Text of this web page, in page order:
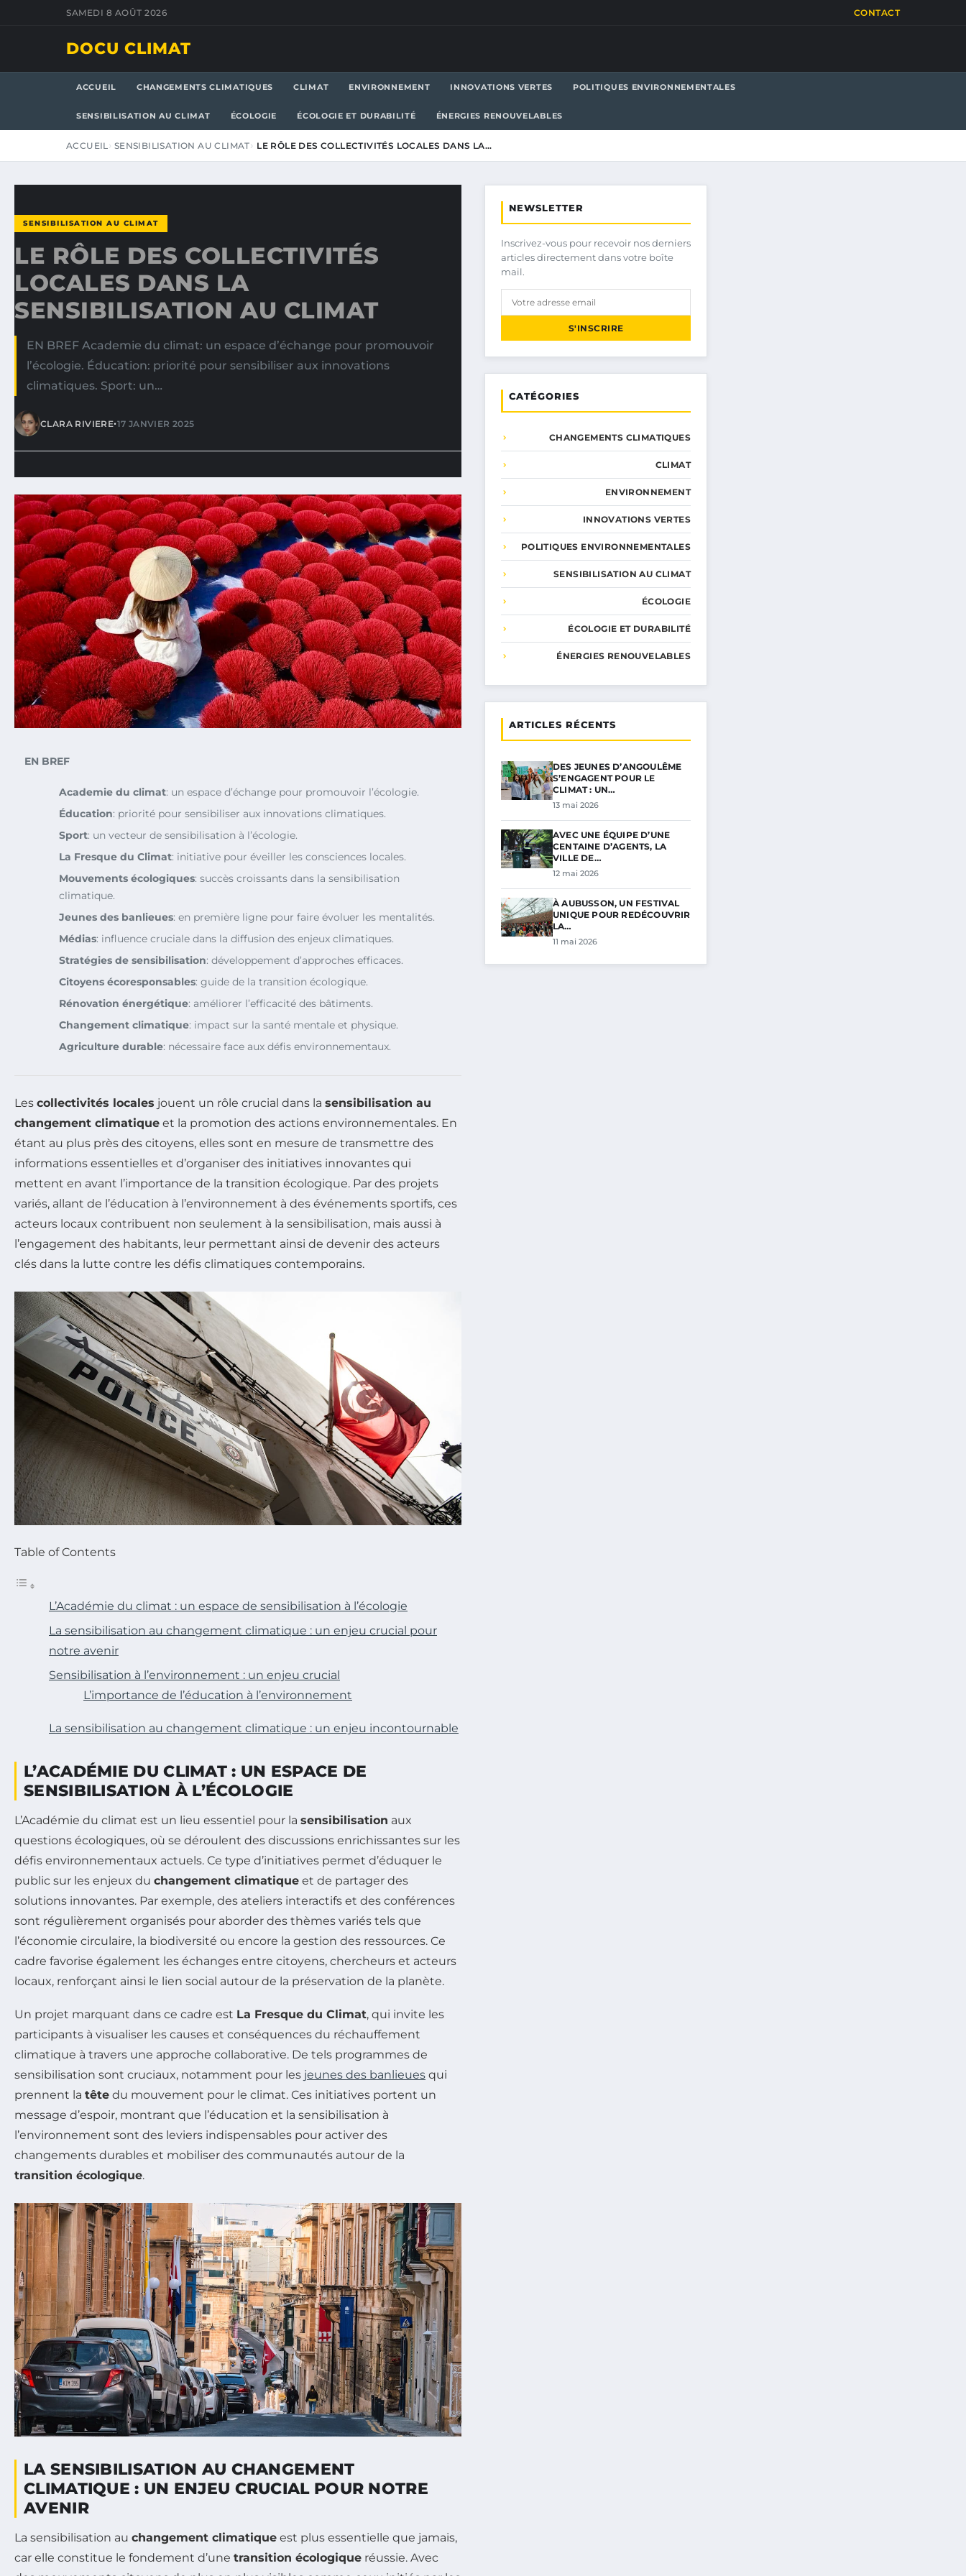
SAMEDI 8 AOÛT 2026 CONTACT
DOCU CLIMAT
ACCUEIL CHANGEMENTS CLIMATIQUES CLIMAT ENVIRONNEMENT INNOVATIONS VERTES POLITIQUES ENVIRONNEMENTALES
SENSIBILISATION AU CLIMAT ÉCOLOGIE ÉCOLOGIE ET DURABILITÉ ÉNERGIES RENOUVELABLES
ACCUEIL SENSIBILISATION AU CLIMAT LE RÔLE DES COLLECTIVITÉS LOCALES DANS LA…
SENSIBILISATION AU CLIMAT
LE RÔLE DES COLLECTIVITÉS
LOCALES DANS LA
SENSIBILISATION AU CLIMAT
EN BREF Academie du climat: un espace d’échange pour promouvoir
l’écologie. Éducation: priorité pour sensibiliser aux innovations
climatiques. Sport: un…
CLARA RIVIERE•17 JANVIER 2025
EN BREF
Academie du climat: un espace d’échange pour promouvoir l’écologie.
Éducation: priorité pour sensibiliser aux innovations climatiques.
Sport: un vecteur de sensibilisation à l’écologie.
La Fresque du Climat: initiative pour éveiller les consciences locales.
Mouvements écologiques: succès croissants dans la sensibilisation
climatique.
Jeunes des banlieues: en première ligne pour faire évoluer les mentalités.
Médias: influence cruciale dans la diffusion des enjeux climatiques.
Stratégies de sensibilisation: développement d’approches efficaces.
Citoyens écoresponsables: guide de la transition écologique.
Rénovation énergétique: améliorer l’efficacité des bâtiments.
Changement climatique: impact sur la santé mentale et physique.
Agriculture durable: nécessaire face aux défis environnementaux.
Les collectivités locales jouent un rôle crucial dans la sensibilisation au
changement climatique et la promotion des actions environnementales. En
étant au plus près des citoyens, elles sont en mesure de transmettre des
informations essentielles et d’organiser des initiatives innovantes qui
mettent en avant l’importance de la transition écologique. Par des projets
variés, allant de l’éducation à l’environnement à des événements sportifs, ces
acteurs locaux contribuent non seulement à la sensibilisation, mais aussi à
l’engagement des habitants, leur permettant ainsi de devenir des acteurs
clés dans la lutte contre les défis climatiques contemporains.
Table of Contents
L’Académie du climat : un espace de sensibilisation à l’écologie
La sensibilisation au changement climatique : un enjeu crucial pour
notre avenir
Sensibilisation à l’environnement : un enjeu crucial
L’importance de l’éducation à l’environnement
La sensibilisation au changement climatique : un enjeu incontournable
L’ACADÉMIE DU CLIMAT : UN ESPACE DE
SENSIBILISATION À L’ÉCOLOGIE
L’Académie du climat est un lieu essentiel pour la sensibilisation aux
questions écologiques, où se déroulent des discussions enrichissantes sur les
défis environnementaux actuels. Ce type d’initiatives permet d’éduquer le
public sur les enjeux du changement climatique et de partager des
solutions innovantes. Par exemple, des ateliers interactifs et des conférences
sont régulièrement organisés pour aborder des thèmes variés tels que
l’économie circulaire, la biodiversité ou encore la gestion des ressources. Ce
cadre favorise également les échanges entre citoyens, chercheurs et acteurs
locaux, renforçant ainsi le lien social autour de la préservation de la planète.
Un projet marquant dans ce cadre est La Fresque du Climat, qui invite les
participants à visualiser les causes et conséquences du réchauffement
climatique à travers une approche collaborative. De tels programmes de
sensibilisation sont cruciaux, notamment pour les jeunes des banlieues qui
prennent la tête du mouvement pour le climat. Ces initiatives portent un
message d’espoir, montrant que l’éducation et la sensibilisation à
l’environnement sont des leviers indispensables pour activer des
changements durables et mobiliser des communautés autour de la
transition écologique.
LA SENSIBILISATION AU CHANGEMENT
CLIMATIQUE : UN ENJEU CRUCIAL POUR NOTRE
AVENIR
La sensibilisation au changement climatique est plus essentielle que jamais,
car elle constitue le fondement d’une transition écologique réussie. Avec
NEWSLETTER
Inscrivez-vous pour recevoir nos derniers
articles directement dans votre boîte
mail.
S'INSCRIRE
CATÉGORIES
CHANGEMENTS CLIMATIQUES
CLIMAT
ENVIRONNEMENT
INNOVATIONS VERTES
POLITIQUES ENVIRONNEMENTALES
SENSIBILISATION AU CLIMAT
ÉCOLOGIE
ÉCOLOGIE ET DURABILITÉ
ÉNERGIES RENOUVELABLES
ARTICLES RÉCENTS
DES JEUNES D’ANGOULÊME
S’ENGAGENT POUR LE
CLIMAT : UN…
13 mai 2026
AVEC UNE ÉQUIPE D’UNE
CENTAINE D’AGENTS, LA
VILLE DE…
12 mai 2026
À AUBUSSON, UN FESTIVAL
UNIQUE POUR REDÉCOUVRIR
LA…
11 mai 2026